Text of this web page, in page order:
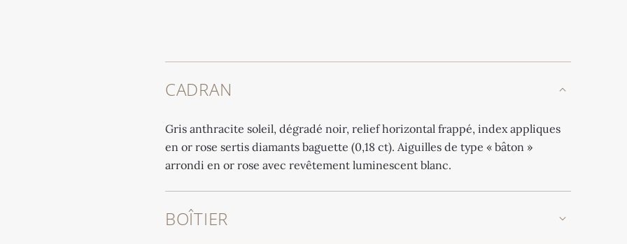
CADRAN
Gris anthracite soleil, dégradé noir, relief horizontal frappé, index appliques
en or rose sertis diamants baguette (0,18 ct). Aiguilles de type « bâton »
arrondi en or rose avec revêtement luminescent blanc.
BOÎTIER